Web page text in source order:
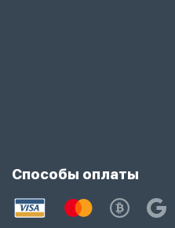
Способы оплаты